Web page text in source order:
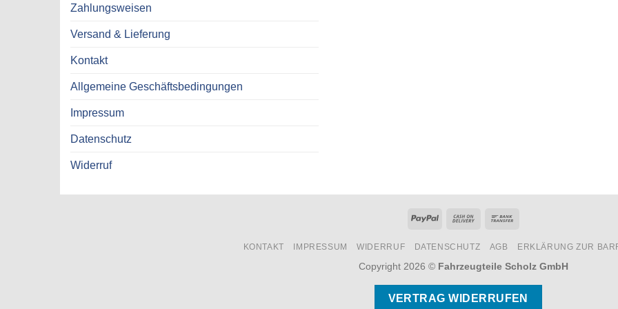
Zahlungsweisen
Versand & Lieferung
Kontakt
Allgemeine Geschäftsbedingungen
Impressum
Datenschutz
Widerruf
PayPal
Cash
Delivery
KONTAKT IMPRESSUM WIDERRUF DATENSCHUTZ AGB ERKLÄRUNG ZUR
Copyright 2026 © Fahrzeugteile Scholz GmbH
VERTRAG WIDERRUFEN